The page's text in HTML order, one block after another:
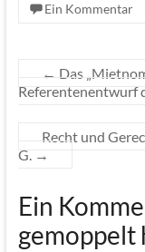
Ein Kommentar
← Das
Referentenentwurf
Recht und
G. →
Ein
gemoppelt